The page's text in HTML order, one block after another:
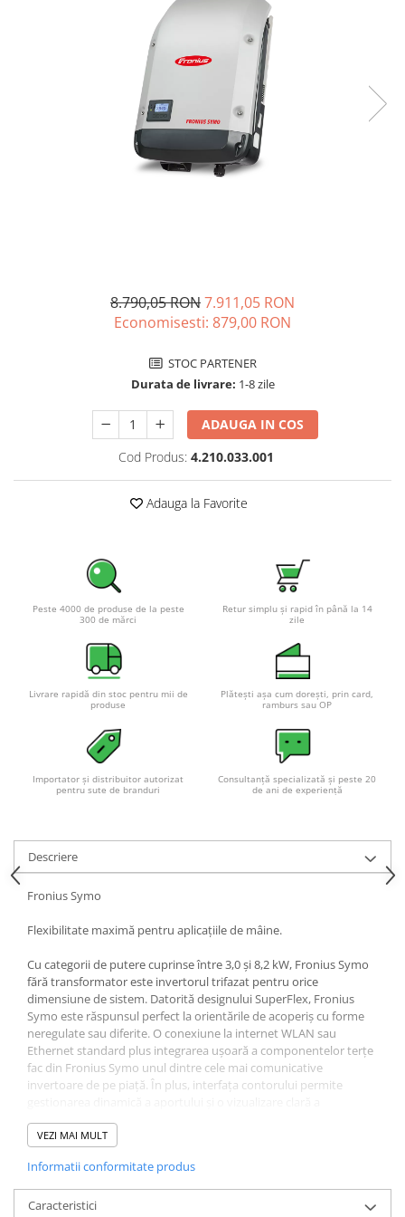
Incarcatoare acumulatori
Panouri fotovoltaice si accesorii
Sisteme prindere panouri
Sisteme de stocare energie
Pachete complete stocare energie
Sisteme de Stocare Comerciale
Sisteme fotovoltaice complete
Sisteme fotovoltaice de putere
Pachete sisteme fotovoltaice
Statii de incarcare vehicule
Statii de incarcare
Cabluri de incarcare vehicule
electrice
Turbine eoliene pentru casă
Tractiune / LiFePo4
Baterii si acumulatori gel si VRLA
6-12 V
Baterii si acumulatori AGM VRLA
de 6-12 V
GEL
AGM
Li-Ion
SLA AGM (Sealed Lead Acid)
Deep Cycle - Tractiune/Semi-
Tractiune
Marine & Caravan
APC
Pachete acumulatori VRLA
Sisteme de management (BMS)
8.790,05 RON7.911,05 RON
Economisesti: 879,00 RON
STOC PARTENER
Durata de livrare: 1-8 zile
ADAUGA IN COS
Cod Produs: 4.210.033.001
Adauga la Favorite
Peste 4000 de produse de la peste
300 de mărci
Retur simplu și rapid în până la 14
zile
Livrare rapidă din stoc pentru mii de
produse
Plătești așa cum dorești, prin card,
ramburs sau OP
Importator și distribuitor autorizat
pentru sute de branduri
Consultanță specializată și peste 20
de ani de experiență
Descriere
Fronius Symo
Flexibilitate maximă pentru aplicațiile de mâine.
Cu categorii de putere cuprinse între 3,0 și 8,2 kW, Fronius Symo
fără transformator este invertorul trifazat pentru orice
dimensiune de sistem. Datorită designului SuperFlex, Fronius
Symo este răspunsul perfect la orientările de acoperiș cu forme
neregulate sau diferite. O conexiune la internet WLAN sau
Ethernet standard plus integrarea ușoară a componentelor terțe
fac din Fronius Symo unul dintre cele mai comunicative
invertoare de pe piață. În plus, interfața contorului permite
consumului.
Numărul de trackere MPPT 2
Max. curent de intrare (Idc max) 16,0 / 16,0 A
VEZI MAI MULT
Informatii conformitate produs
Caracteristici